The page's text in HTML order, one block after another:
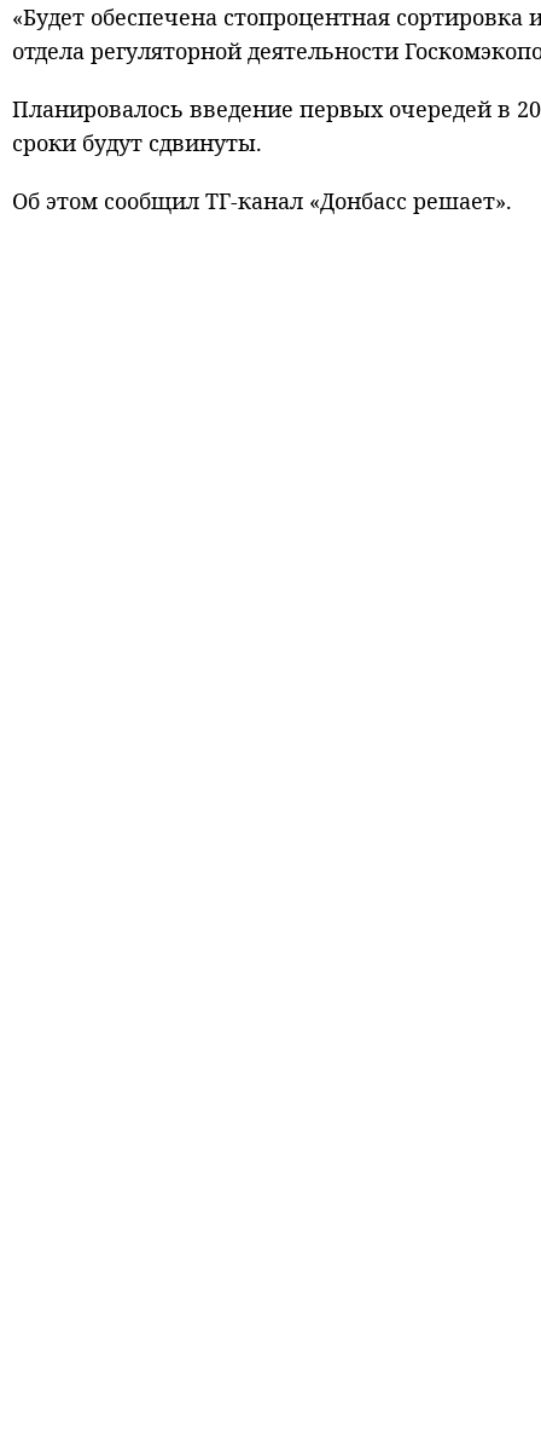
«Будет обеспечена стопроцентная
отдела регуляторной деятельности
Планировалось введение первых очередей в
сроки будут сдвинуты.
Об этом сообщил ТГ-канал «Донбасс решает».